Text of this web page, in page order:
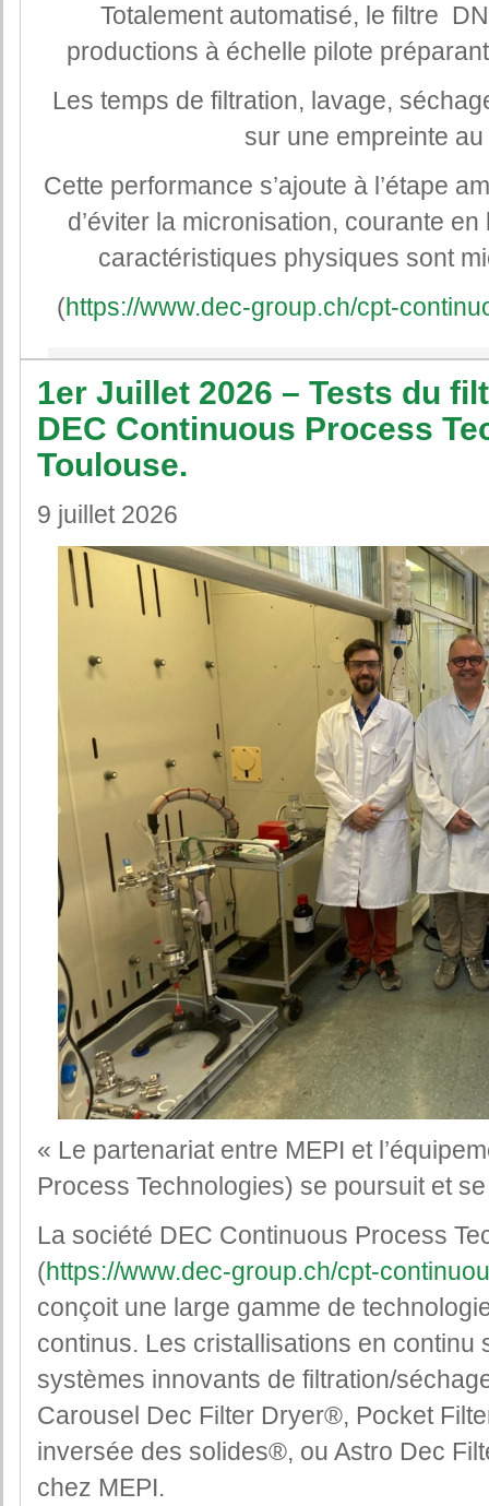
Totalement automatisé, le filtre
productions à échelle pilote
Les temps de filtration, lavage,
sur une empreinte
Cette performance s’ajoute à l’étape
d’éviter la micronisation, courante
caractéristiques physiques sont
(https://www.dec-group.ch/cpt-
1er Juillet 2026 – Tests du
DEC Continuous Process
Toulouse.
9 juillet 2026
« Le partenariat entre MEPI et
Process Technologies) se poursuit et
La société DEC Continuous Process
(https://www.dec-group.ch/cpt-
conçoit une large gamme de
continus. Les cristallisations en continu
systèmes innovants de filtration/
Carousel Dec Filter Dryer®, Pocket
inversée des solides®, ou Astro Dec
chez MEPI.